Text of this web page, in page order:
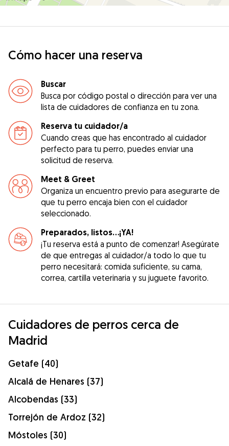
Cómo hacer una reserva
Buscar
Busca por código postal o dirección para ver una
lista de cuidadores de confianza en tu zona.
Reserva tu cuidador/a
Cuando creas que has encontrado al cuidador
perfecto para tu perro, puedes enviar una
solicitud de reserva.
Meet & Greet
Organiza un encuentro previo para asegurarte de
que tu perro encaja bien con el cuidador
seleccionado.
Preparados, listos...¡YA!
¡Tu reserva está a punto de comenzar! Asegúrate
de que entregas al cuidador/a todo lo que tu
perro necesitará: comida suficiente, su cama,
correa, cartilla veterinaria y su juguete favorito.
Cuidadores de perros cerca de
Madrid
Getafe (40)
Alcalá de Henares (37)
Alcobendas (33)
Torrejón de Ardoz (32)
Móstoles (30)